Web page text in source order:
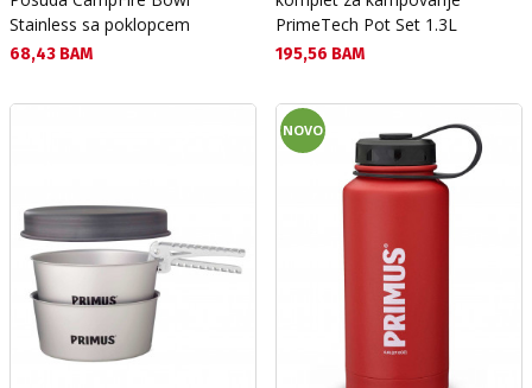
Stainless sa poklopcem
Текуща цена:
68,43 BAM
PrimeTech Pot Set 1.3L
Текуща цена:
195,56 BAM
NOVO